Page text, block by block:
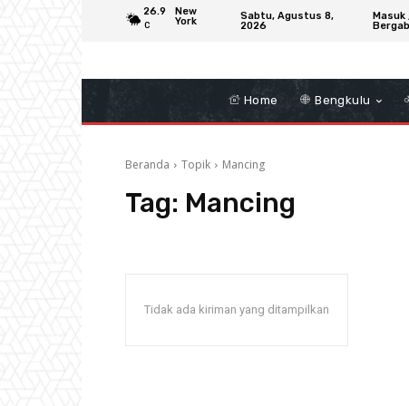
26.9
C
New
York
Sabtu, Agustus 8,
2026
Masuk
Home Bengkulu
Beranda Topik Mancing
Tag: Mancing
Tidak ada kiriman yang ditampilkan